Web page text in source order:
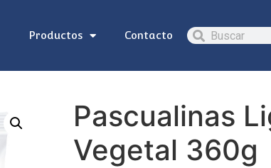
Productos Contacto
Pascualinas
Vegetal 360g